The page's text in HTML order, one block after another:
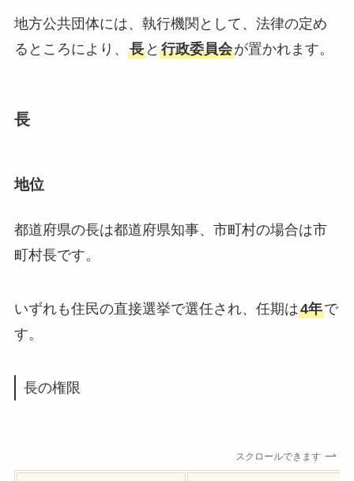
地方公共団体には、執行機関として、法律の定め
るところにより、 長と 行政委員会が置かれます。
長
地位
都道府県の長は都道府県知事、市町村の場合は市
町村長です。
いずれも住民の直接選挙で選任され、任期は4年で
す。
長の権限
スクロールできます